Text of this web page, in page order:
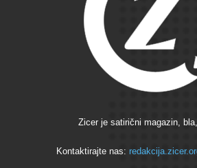
Zicer je satirični magazin,
Kontaktirajte nas: